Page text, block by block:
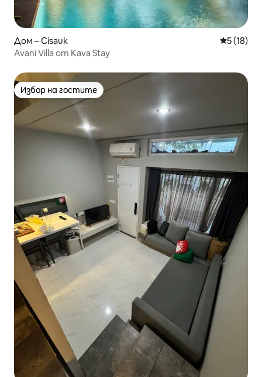
Дом – Cisauk Средна
5 (18)
Avani Villa от Kava Stay
Избор на гостите
Избор на гостите